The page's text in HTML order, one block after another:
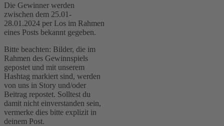
Die Gewinner werden
zwischen dem 25.01-
28.01.2024 per Los im Rahmen
eines Posts bekannt gegeben.
Bitte beachten: Bilder, die im
Rahmen des Gewinnspiels
gepostet und mit unserem
Hashtag markiert sind, werden
von uns in Story und/oder
Beitrag repostet. Solltest du
damit nicht einverstanden sein,
vermerke dies bitte explizit in
deinem Post.